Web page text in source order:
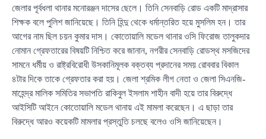
জেলার পূর্বধলা থানার মনোরঞ্জন দাসের ছেলে। তিনি সেনবাড়ি রোড একটি মাদ্রাসার
শিক্ষক বলে পুলিশ জানিয়েছে। তিনি হিন্দু থেকে ধর্মান্তরিত হয়ে মুসলিম হন। তার
আগের নাম ছিল চয়ন কুমার দাস। কোতোয়ালি মডেল থানার ওসি ফিরোজ তালুকদার
নোমান গ্রেফতারের বিষয়টি নিশ্চিত করে জানান, নগরীর সেনবাড়ি রোডস্থ মসজিদের
সামনে ধর্মীয় ও রাষ্ট্রবিরোধী উসকানিমূলক বক্তব্য প্রদানের সময় রোববার বিকাল
৪টার দিকে তাকে গ্রেফতার করা হয়। জেলা শ্রমিক লীগ নেতা ও জেলা সিএনজি-
মাহেন্দ্র মালিক সমিতির সভাপতি রাকিবুল ইসলাম শাহীন বাদী হয়ে তার বিরুদ্ধে
আইসিটি আইনে কোতোয়ালি মডেল থানায় এই মামলা করেছেন। এ ছাড়া তার
বিরুদ্ধে আরও কয়েকটি মামলার প্রস্তুতি চলছে বলেও ওসি জানিয়েছেন।